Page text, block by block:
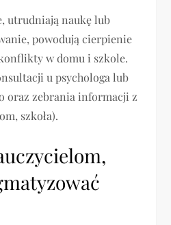
utrudniają naukę lub
powodują cierpienie
w domu i szkole.
u psychologa lub
oraz zebrania informacji z
szkoła).